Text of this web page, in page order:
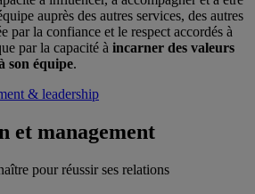
auprès des autres services, des autres
par la confiance et le respect accordés à
par la capacité à incarner des valeurs
son équipe.
& leadership
et management
pour réussir ses relations